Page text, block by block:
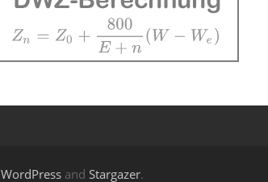
WordPressand Stargazer.